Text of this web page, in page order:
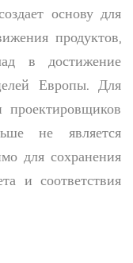
основу для
продуктов,
в достижение
Европы. Для
проектировщиков
не является
для сохранения
и соответствия